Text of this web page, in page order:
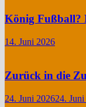
König Fußball?
14. Juni 2026
Zurück in die
24. Juni 202624.